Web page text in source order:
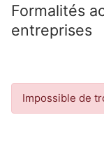
Formalités
entreprises
Impossible de